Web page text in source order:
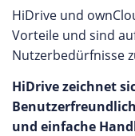
HiDrive und
Vorteile und sind
Nutzerbedürfnisse
HiDrive zeichnet
und einfache